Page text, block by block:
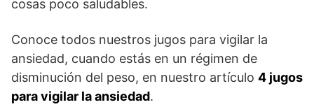
cosas poco saludables.
Conoce todos nuestros jugos para vigilar la
ansiedad, cuando estás en un régimen de
disminución del peso, en nuestro artículo 4 jugos
para vigilar la ansiedad.